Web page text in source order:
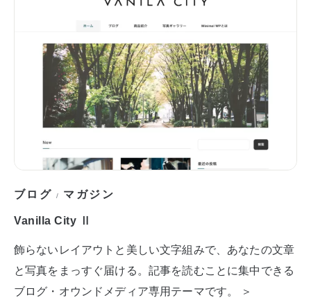
ブログ / マガジン
Vanilla City Ⅱ
飾らないレイアウトと美しい文字組みで、あなたの文章
と写真をまっすぐ届ける。記事を読むことに集中できる
ブログ・オウンドメディア専用テーマです。 ＞